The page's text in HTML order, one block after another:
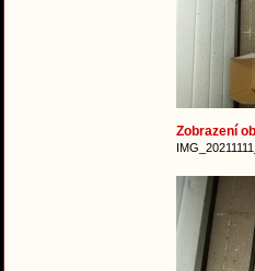
Zobrazení